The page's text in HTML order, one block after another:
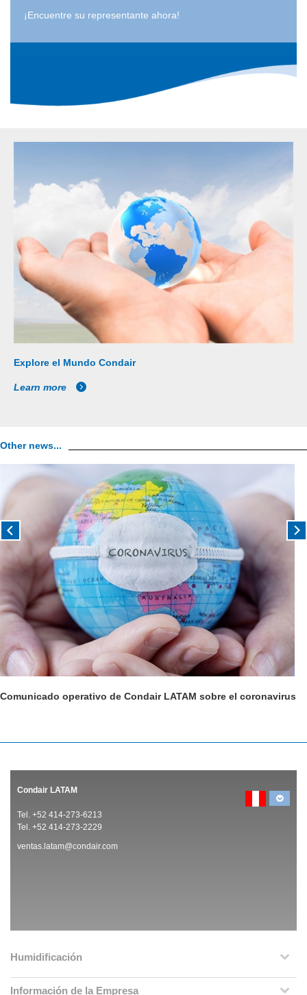
¡Encuentre su representante ahora!
Explore el Mundo Condair
Learn more
Other news...
Comunicado operativo de Condair LATAM sobre el coronavirus
Condair LATAM
Tel. +52 414-273-6213
Tel. +52 414-273-2229
ventas.latam@condair.com
Humidificación
Información de la Empresa